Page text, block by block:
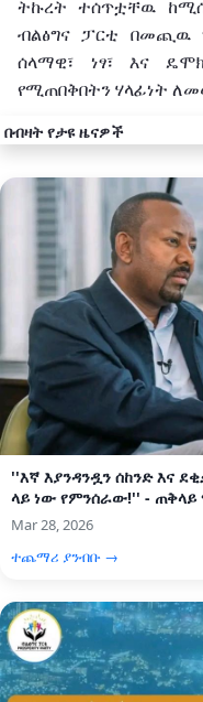
ትኩረት
ተሰጥቷቸዉ
ብልፅግና ፓርቲ በመጪዉ
ሰላማዊ፣
ነፃ፣ እና
የሚጠበቅበትን ሃላፊነት
በብዛት የታዩ ዜናዎች
''እኛ እያንዳንዷን ሰከንድ እና
ላይ ነው የምንሰራው!'' -
Mar 28, 2026
ተጨማሪ ያንብቡ →